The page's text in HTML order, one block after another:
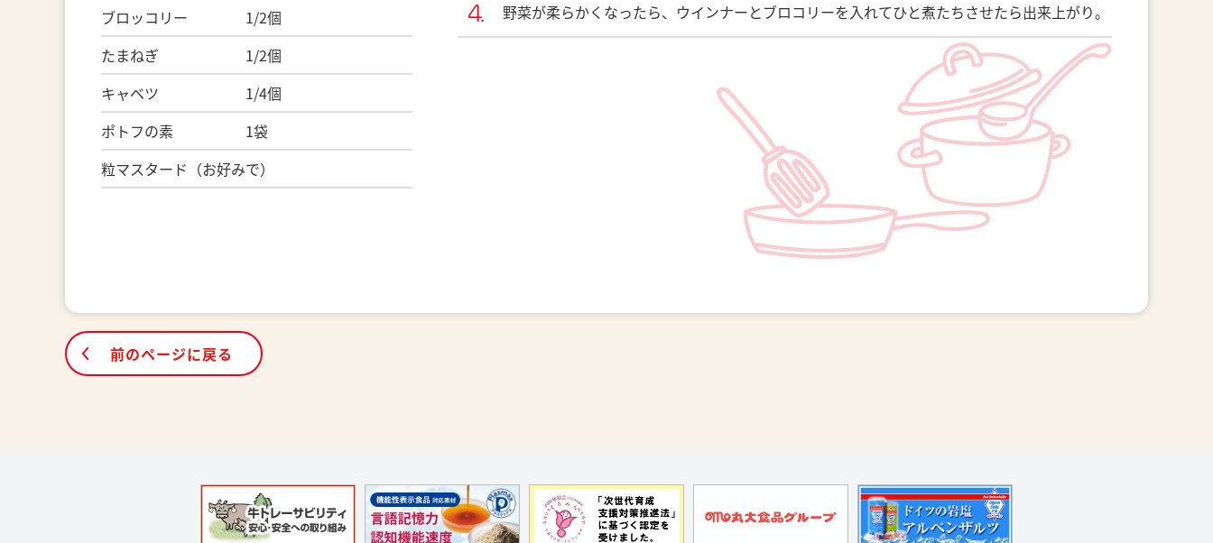
ブロッコリー 1/2個
たまねぎ 1/2個
キャベツ 1/4個
ポトフの素 1袋
粒マスタード（お好みで）
野菜が柔らかくなったら、ウインナーとブロコリーを入れてひと煮たちさせたら出来上がり。
前のページに戻る